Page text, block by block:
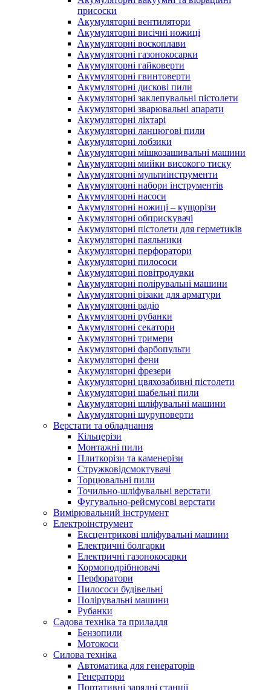
присоски
Акумуляторні вентилятори
Акумуляторні висічні ножиці
Акумуляторні воскоплави
Акумуляторні газонокосарки
Акумуляторні гайковерти
Акумуляторні гвинтоверти
Акумуляторні дискові пили
Акумуляторні заклепувальні пістолети
Акумуляторні зварювальні апарати
Акумуляторні ліхтарі
Акумуляторні ланцюгові пили
Акумуляторні лобзики
Акумуляторні мішкозашивальні машини
Акумуляторні мийки високого тиску
Акумуляторні мультиінструменти
Акумуляторні набори інструментів
Акумуляторні насоси
Акумуляторні ножиці – кущорізи
Акумуляторні обприскувачі
Акумуляторні пістолети для герметиків
Акумуляторні паяльники
Акумуляторні перфоратори
Акумуляторні пилососи
Акумуляторні повітродувки
Акумуляторні полірувальні машини
Акумуляторні різаки для арматури
Акумуляторні радіо
Акумуляторні рубанки
Акумуляторні секатори
Акумуляторні тримери
Акумуляторні фарбопульти
Акумуляторні фени
Акумуляторні фрезери
Акумуляторні цвяхозабивні пістолети
Акумуляторні шабельні пили
Акумуляторні шліфувальні машини
Акумуляторні шуруповерти
Верстати та обладнання
Кільцерізи
Монтажні пили
Плиткорізи та каменерізи
Стружковідсмоктувачі
Торцювальні пили
Точильно-шліфувальні верстати
Фугувально-рейсмусові верстати
Вимірювальний інструмент
Електроінструмент
Ексцентрикові шліфувальні машини
Електричні болгарки
Електричні газонокосарки
Кормоподрібнювачі
Перфоратори
Пилососи будівельні
Полірувальні машини
Рубанки
Садова техніка та приладдя
Бензопили
Мотокоси
Силова техніка
Автоматика для генераторів
Генератори
Портативні зарядні станції